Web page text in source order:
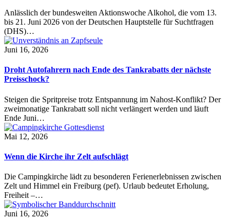
Anlässlich der bundesweiten Aktionswoche Alkohol, die vom 13.
bis 21. Juni 2026 von der Deutschen Hauptstelle für Suchtfragen
(DHS)…
Juni 16, 2026
Droht Autofahrern nach Ende des Tankrabatts der nächste
Preisschock?
Steigen die Spritpreise trotz Entspannung im Nahost-Konflikt? Der
zweimonatige Tankrabatt soll nicht verlängert werden und läuft
Ende Juni…
Mai 12, 2026
Wenn die Kirche ihr Zelt aufschlägt
Die Campingkirche lädt zu besonderen Ferienerlebnissen zwischen
Zelt und Himmel ein Freiburg (pef). Urlaub bedeutet Erholung,
Freiheit –…
Juni 16, 2026